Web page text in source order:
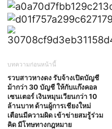
บทความก่อนหน้านี้
รวบสาวหางดง รับจ้างเปิดบัญชี
ม้ากว่า 30 บัญชี ให้กับแก๊งคอล
เซนเตอร์ เงินหมุนเวียนกว่า 10
ล้านบาท ด้านผู้การเชียงใหม่
เตือนมีความผิด เข้าข่ายสมรู้ร่วม
คิด มีโทษทางกฎหมาย